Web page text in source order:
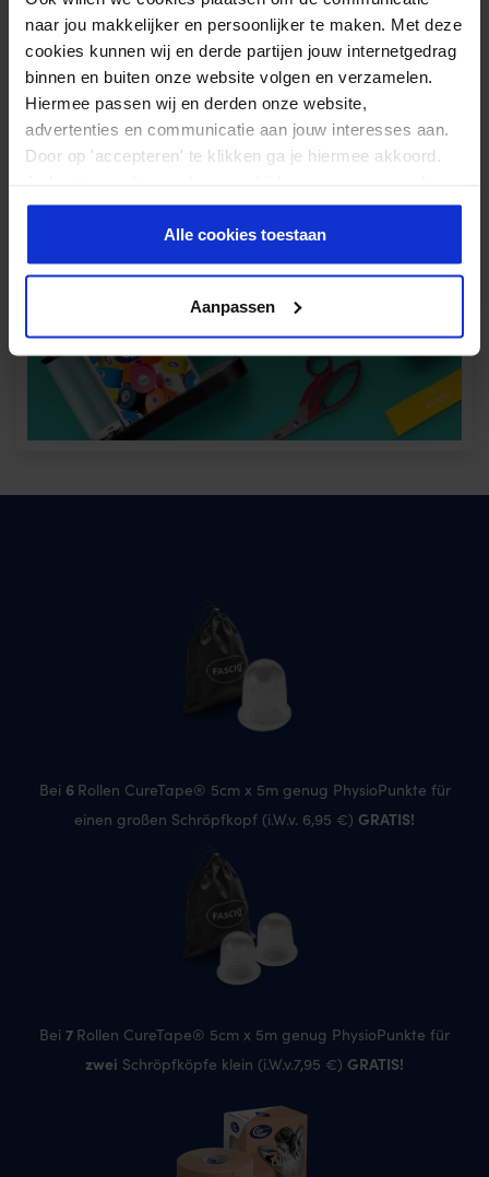
naar jou makkelijker en persoonlijker te maken. Met deze
cookies kunnen wij en derde partijen jouw internetgedrag
binnen en buiten onze website volgen en verzamelen.
Hiermee passen wij en derden onze website,
advertenties en communicatie aan jouw interesses aan.
Door op 'accepteren' te klikken ga je hiermee akkoord.
er meer over in onsprivacy beleid.
Alle cookies toestaan
Aanpassen
Bei 6 Rollen CureTape® 5cm x 5m genug PhysioPunkte für
einen großen Schröpfkopf (i.W.v. 6,95 €) GRATIS!
Bei 7 Rollen CureTape® 5cm x 5m genug PhysioPunkte für
zwei Schröpfköpfe klein (i.W.v.7,95 €) GRATIS!